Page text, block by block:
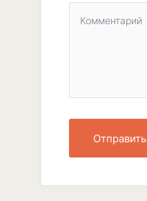
Отправить